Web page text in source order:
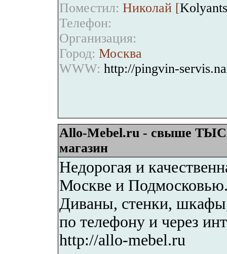
Поместил: Николай [
Телефон:
Организация:
Город: Москва
WWW: http://pingvin-
Allo-Mebel.ru - свыше
магазин
Недорогая и
Москве и
Диваны, стенки,
по телефону и через
http://allo-mebel.ru